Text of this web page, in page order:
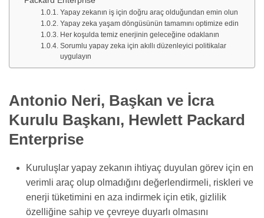
Yapay zekanın iş için doğru araç olduğundan emin olun
Yapay zeka yaşam döngüsünün tamamını optimize edin
Her koşulda temiz enerjinin geleceğine odaklanın
Sorumlu yapay zeka için akıllı düzenleyici politikalar
uygulayın
Antonio Neri, Başkan ve İcra
Kurulu Başkanı, Hewlett Packard
Enterprise
Kuruluşlar yapay zekanın ihtiyaç duyulan görev için en
verimli araç olup olmadığını değerlendirmeli, riskleri ve
enerji tüketimini en aza indirmek için etik, gizlilik
özelliğine sahip ve çevreye duyarlı olmasını